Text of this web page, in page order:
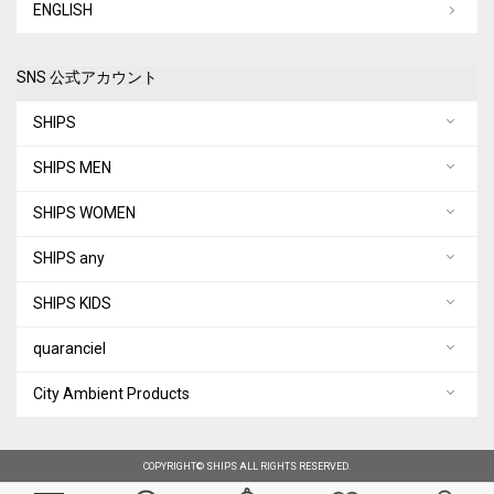
ENGLISH
SNS 公式アカウント
SHIPS
SHIPS MEN
SHIPS WOMEN
SHIPS any
SHIPS KIDS
quaranciel
City Ambient Products
COPYRIGHT© SHIPS ALL RIGHTS RESERVED.